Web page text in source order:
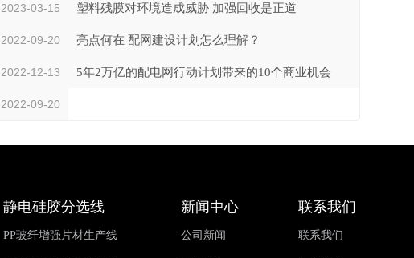
2023-03-15
2022-09-20
2022-12-13
2022-09-20
塑料残膜对环境造成威胁 加强回收是正道
亮点何在 配网建设计划怎么理解？
5年2万亿的配电网行动计划带来的10个商业机会
静电硅胶分选线
PP玻纤增强片材生产线
新闻中心
公司新闻
联系我们
联系我们